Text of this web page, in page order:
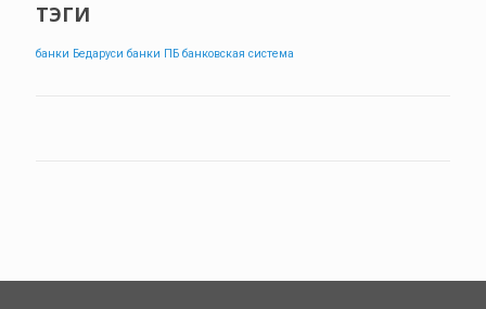
ТЭГИ
банки Бедаруси банки ПБ банковская система